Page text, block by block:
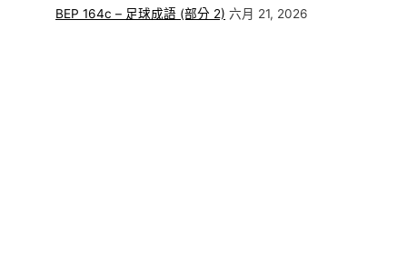
BEP 164c – 足球成語 (部分 2) 六月 21, 2026